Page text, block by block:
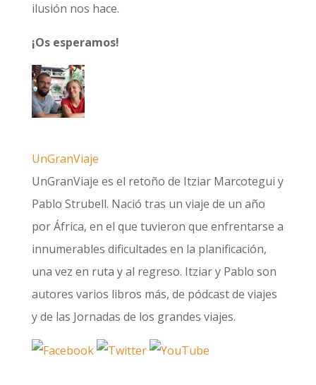
ilusión nos hace.
¡Os esperamos!
UnGranViaje
UnGranViaje es el retoño de Itziar Marcotegui y
Pablo Strubell. Nació tras un viaje de un año
por África, en el que tuvieron que enfrentarse a
innumerables dificultades en la planificación,
una vez en ruta y al regreso. Itziar y Pablo son
autores varios libros más, de pódcast de viajes
y de las Jornadas de los grandes viajes.